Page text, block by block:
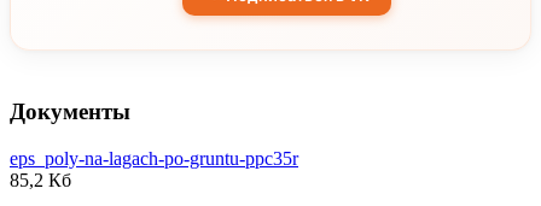
Документы
eps_poly-na-lagach-po-gruntu-ppc35r
85,2 Кб